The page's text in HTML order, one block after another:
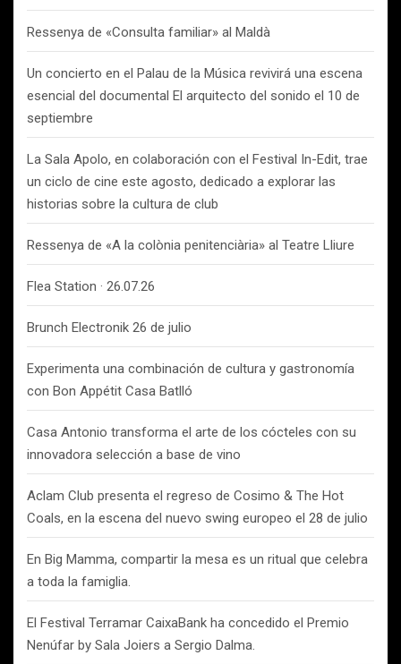
Ressenya de «Consulta familiar» al Maldà
Un concierto en el Palau de la Música revivirá una escena
esencial del documental El arquitecto del sonido el 10 de
septiembre
La Sala Apolo, en colaboración con el Festival In-Edit, trae
un ciclo de cine este agosto, dedicado a explorar las
historias sobre la cultura de club
Ressenya de «A la colònia penitenciària» al Teatre Lliure
Flea Station · 26.07.26
Brunch Electronik 26 de julio
Experimenta una combinación de cultura y gastronomía
con Bon Appétit Casa Batlló
Casa Antonio transforma el arte de los cócteles con su
innovadora selección a base de vino
Aclam Club presenta el regreso de Cosimo & The Hot
Coals, en la escena del nuevo swing europeo el 28 de julio
En Big Mamma, compartir la mesa es un ritual que celebra
a toda la famiglia.
El Festival Terramar CaixaBank ha concedido el Premio
Nenúfar by Sala Joiers a Sergio Dalma.